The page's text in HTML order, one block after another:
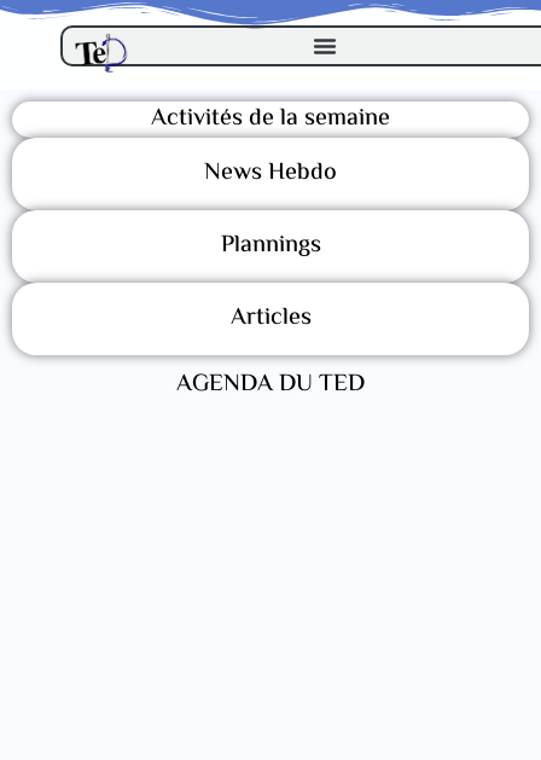
Activités de la semaine
News Hebdo
Plannings
Articles
AGENDA DU TED